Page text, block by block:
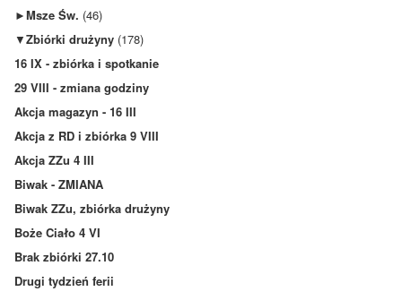
►Msze Św. (46)
▼Zbiórki drużyny (178)
16 IX - zbiórka i spotkanie
29 VIII - zmiana godziny
Akcja magazyn - 16 III
Akcja z RD i zbiórka 9 VIII
Akcja ZZu 4 III
Biwak - ZMIANA
Biwak ZZu, zbiórka drużyny
Boże Ciało 4 VI
Brak zbiórki 27.10
Drugi tydzień ferii